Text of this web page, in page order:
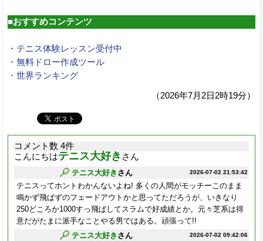
■おすすめコンテンツ
・テニス体験レッスン受付中
・無料ドロー作成ツール
・世界ランキング
（2026年7月2日2時19分）
コメント数 4件
こんにちはテニス大好き さん
2026-07-02 21:53:42
テニス大好き さん
テニスってホントわかんないよね! 多くの人間がモッチーこのまま
鳴かず飛ばずのフェードアウトかと思ってただろうが、いきなり
250どころか1000すっ飛ばしてスラムで好成績とか。元々芝系は得
意だがたまに派手なことやる男ではある。頑張って!!
2026-07-02 09:42:06
テニス大好き さん